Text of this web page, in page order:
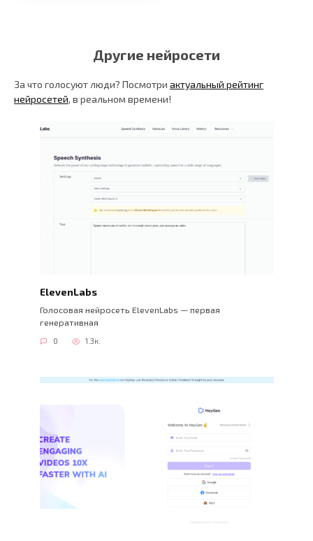
Другие нейросети
За что голосуют люди? Посмотри актуальный рейтинг
нейросетей, в реальном времени!
ElevenLabs
Голосовая нейросеть ElevenLabs — первая
генеративная
0 1.3к.